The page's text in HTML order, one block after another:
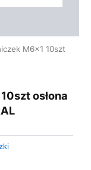
M6x1 10szt
osłona